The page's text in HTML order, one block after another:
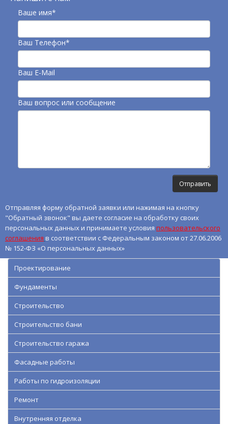
Ваше имя*
Ваш Телефон*
Ваш E-Mail
Ваш вопрос или сообщение
Отправляя форму обратной заявки или нажимая на кнопку
"Обратный звонок" вы даете согласие на обработку своих
персональных данных и принимаете условия пользовательского
соглашения в соответствии с Федеральным законом от 27.06.2006
№ 152-ФЗ «О персональных данных»
Проектирование
Фундаменты
Строительство
Строительство бани
Строительство гаража
Фасадные работы
Работы по гидроизоляции
Ремонт
Внутренняя отделка